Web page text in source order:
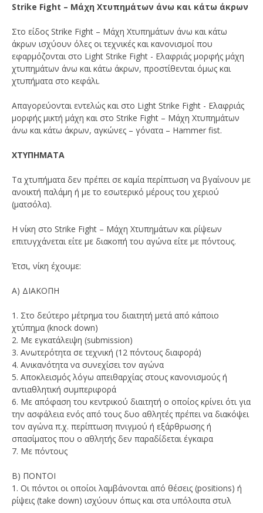
Strike Fight – Μάχη Χτυπημάτων άνω και κάτω άκρων
Στο είδος Strike Fight – Μάχη Χτυπημάτων άνω και κάτω
άκρων ισχύουν όλες οι τεχνικές και κανονισμοί που
εφαρμόζονται στο Light Strike Fight - Ελαφριάς μορφής μάχη
χτυπημάτων άνω και κάτω άκρων, προστίθενται όμως και
χτυπήματα στο κεφάλι.
Απαγορεύονται εντελώς και στο Light Strike Fight - Ελαφριάς
μορφής μικτή μάχη και στο Strike Fight – Μάχη Χτυπημάτων
άνω και κάτω άκρων, αγκώνες – γόνατα – Hammer fist.
ΧΤΥΠΗΜΑΤΑ
Τα χτυπήματα δεν πρέπει σε καμία περίπτωση να βγαίνουν με
ανοικτή παλάμη ή με το εσωτερικό μέρους του χεριού
(ματσόλα).
Η νίκη στo Strike Fight – Μάχη Χτυπημάτων και ρίψεων
επιτυγχάνεται είτε με διακοπή του αγώνα είτε με πόντους.
Έτσι, νίκη έχουμε:
Α) ΔΙΑΚΟΠΗ
1. Στο δεύτερο μέτρημα του διαιτητή μετά από κάποιο
χτύπημα (knock down)
2. Με εγκατάλειψη (submission)
3. Ανωτερότητα σε τεχνική (12 πόντους διαφορά)
4. Ανικανότητα να συνεχίσει τον αγώνα
5. Αποκλεισμός λόγω απειθαρχίας στους κανονισμούς ή
αντιαθλητική συμπεριφορά
6. Με απόφαση του κεντρικού διαιτητή ο οποίος κρίνει ότι για
την ασφάλεια ενός από τους δυο αθλητές πρέπει να διακόψει
τον αγώνα π.χ. περίπτωση πνιγμού ή εξάρθρωσης ή
σπασίματος που ο αθλητής δεν παραδίδεται έγκαιρα
7. Με πόντους
Β) ΠΟΝΤΟΙ
1. Οι πόντοι οι οποίοι λαμβάνονται από θέσεις (positions) ή
ρίψεις (take down) ισχύουν όπως και στα υπόλοιπα στυλ